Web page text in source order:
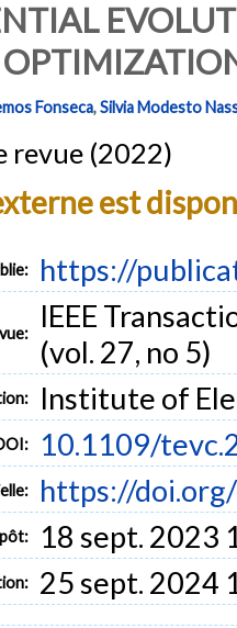
Fonseca,Silvia Modesto
revue (2022)
est
https://
IEEE
(vol. 27, no 5)
Institute of
10.1109/
https://
18 sept. 2023
25 sept. 2024